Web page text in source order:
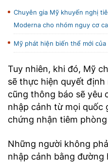
Chuyên gia Mỹ khuyến nghị
Moderna cho nhóm nguy cơ
Mỹ phát hiện biến thể mới của
Tuy nhiên, khi đó, Mỹ
sẽ thực hiện quyết định
cũng thông báo sẽ yêu
nhập cảnh từ mọi quốc
chứng nhận tiêm
Những người không
nhập cảnh bằng đường